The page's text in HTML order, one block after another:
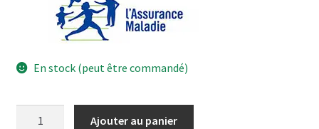
En stock (peut être commandé)
Ajouter au panier